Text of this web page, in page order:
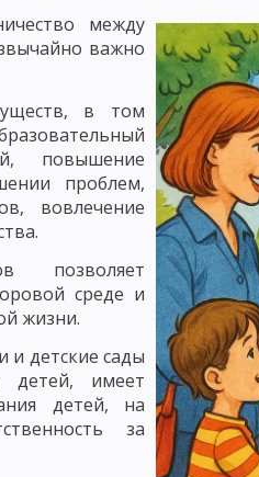
И
ВСЕХ КОМПОНЕНТОВ
ПРИНЦИП ГУМАНИЗАЦИИ
ДОСТУПНОСТИ И
И ИНДИВИДУАЛЬНЫХ ФОРМ
АКТИВНОСТИ, СОЗНАТЕЛЬНОСТИ И
О МЕТОДАХ ОБУЧЕНИЯ
ПО ХАРЛОМОВУ, ОНИЩУКУ
МЕТОДЫ ОБУЧЕНИЯ: МЕТОД
ОБУЧЕНИЯ
МЕТОДЫ ОБУЧЕНИЯ:
между
важно
в том
повышение
проблем,
вовлечение
позволяет
среде и
жизни.
и детские сады
детей, имеет
детей, на
за